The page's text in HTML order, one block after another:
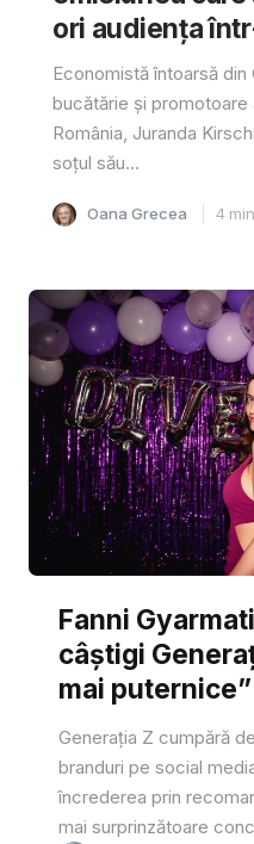
ori audiența
Economistă întoarsă
bucătărie și promotoare
România, Juranda
soțul său...
Oana Grecea 4 min
Fanni
câștigi
mai puternice”
Generația Z cumpără
branduri pe social
încrederea prin
mai surprinzătoare